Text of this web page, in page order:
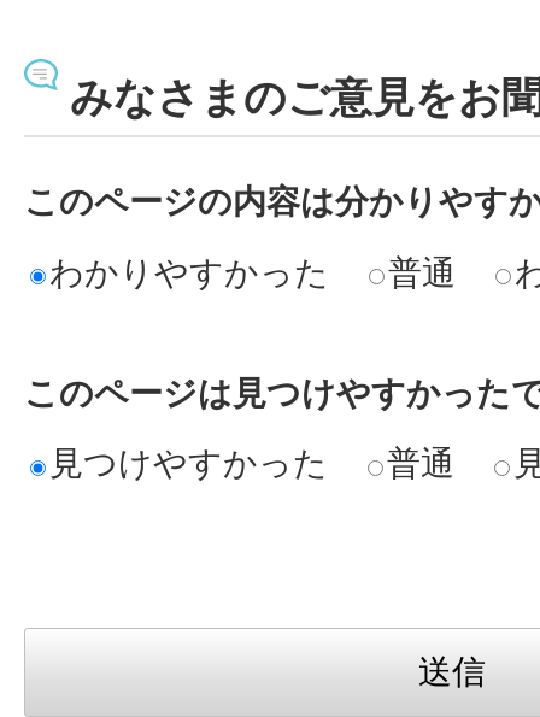
みなさまのご意見をお
このページの内容は分かりやす
わかりやすかった
普通
このページは見つけやすかった
見つけやすかった
普通